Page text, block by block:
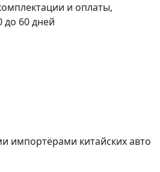
и оплаты,
до 60 дней
импортёрами китайских авто